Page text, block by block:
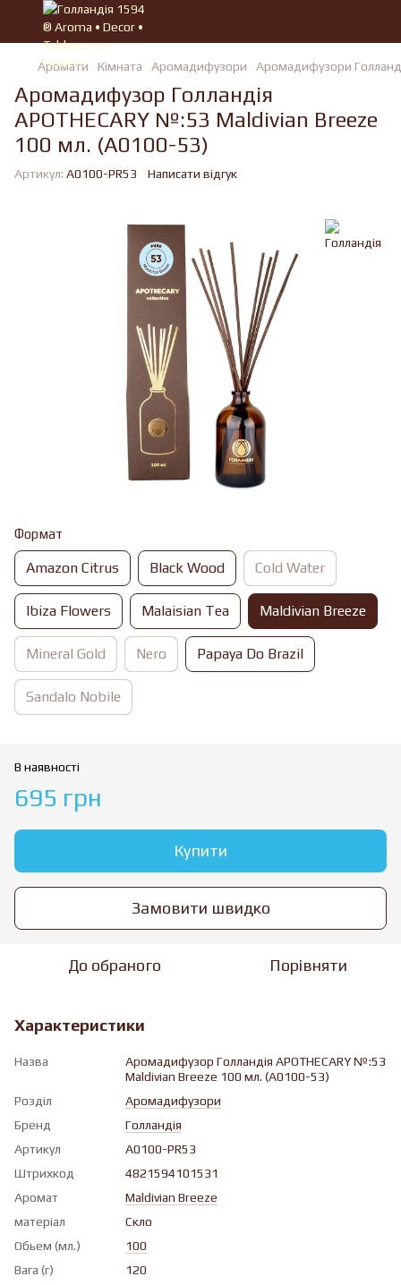
Аромати Кімната Аромадифузори Аромадифузори
Аромадифузор Голландiя
APOTHECARY №:53 Maldivian Breeze
100 мл. (A0100-53)
Артикул: A0100-PR53 Написати відгук
Формат
Amazon Citrus Black Wood Cold Water
Ibiza Flowers Malaisian Tea Maldivian Breeze
Mineral Gold Nero Papaya Do Brazil
Sandalo Nobile
В наявності
695 грн
Купити
Замовити швидко
До обраного Порівняти
Характеристики
Назва
Аромадифузор Голландiя APOTHECARY №:53
Maldivian Breeze 100 мл. (A0100-53)
Розділ
Аромадифузори
Бренд
Голландія
Артикул
A0100-PR53
Штрихкод
4821594101531
Аромат
Maldivian Breeze
матеріал
Скло
Обьем (мл.)
100
Вага (г)
120